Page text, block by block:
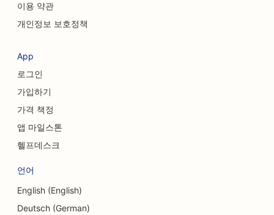
커피숍을 위한 SEO
컨설팅 회사를 위한 SEO
델리용 SEO
댄스 스튜디오를 위한 SEO
피부 박피 서비스를 위한 SEO
이용 약관
개인정보 보호정책
App
로그인
가입하기
가격 책정
앱 마일스톤
헬프데스크
언어
English (English)
Deutsch (German)